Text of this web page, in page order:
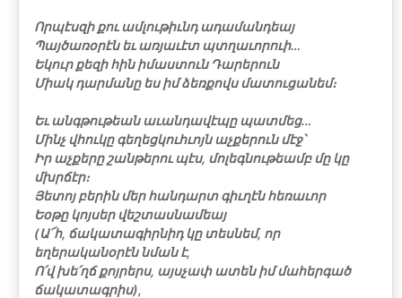
Որպէսզի քու ամլութիւնդ ադամանդեայ
Պայծառօրէն եւ առյաւէտ պտղաւորուի…
Եկուր քեզի հին իմաստուն Դարերուն
Միակ դարմանը ես իմ ձեռքովս մատուցանեմ։
Եւ անգթութեան աւանդավէպը պատմեց…
Մինչ վհուկը գեղեցկուհւոյն աչքերուն մէջ՝
Իր աչքերը շանթերու պէս, մոլեգնութեամբ մը կը
մխրճէր։
Յետոյ բերին մեր հանդարտ գիւղէն հեռաւոր
Եօթը կոյսեր վեշտասնամեայ
(Ա՜հ, ճակատագիրնիդ կը տեսնեմ, որ
եղերականօրէն նման է,
Ո՛վ խե՛ղճ քոյրերս, այսչափ ատեն իմ մահերգած
ճակատագրիս),